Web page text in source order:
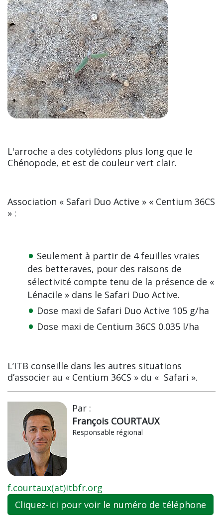
L'arroche a des cotylédons plus long que le
Chénopode, et est de couleur vert clair.
Association « Safari Duo Active » « Centium 36CS
» :
Seulement à partir de 4 feuilles vraies
des betteraves, pour des raisons de
sélectivité compte tenu de la présence de «
Lénacile » dans le Safari Duo Active.
Dose maxi de Safari Duo Active 105 g/ha
Dose maxi de Centium 36CS 0.035 l/ha
L’ITB conseille dans les autres situations
d’associer au « Centium 36CS » du « Safari ».
Par :
François COURTAUX
Responsable régional
f.courtaux(at)itbfr.org
Cliquez-ici pour voir le numéro de téléphone